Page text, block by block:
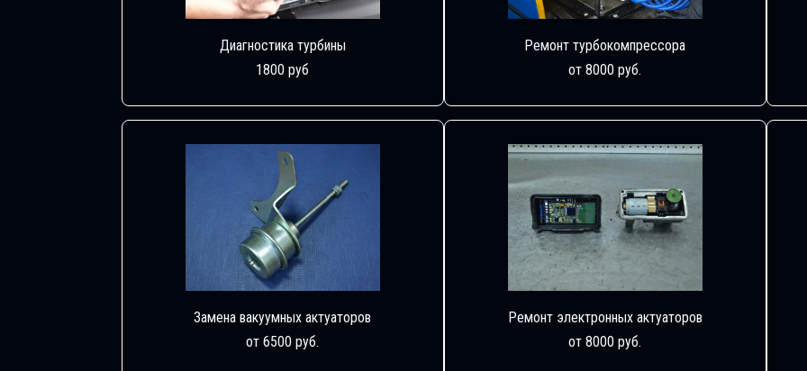
Диагностика турбины
1800 руб
Ремонт турбокомпрессора
от 8000 руб.
Замена вакуумных актуаторов
от 6500 руб.
Ремонт электронных актуаторов
от 8000 руб.